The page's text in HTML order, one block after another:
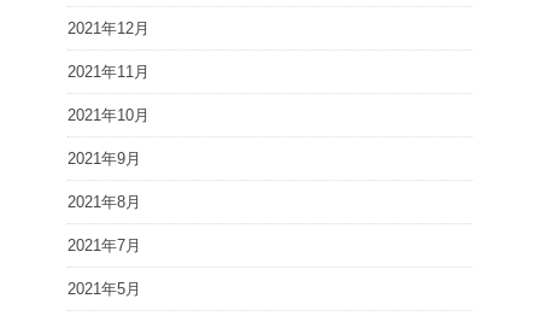
2021年12月
2021年11月
2021年10月
2021年9月
2021年8月
2021年7月
2021年5月